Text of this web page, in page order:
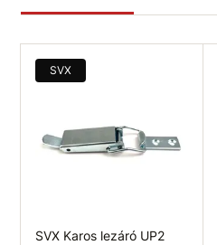
SVX
SVX Karos lezáró UP2